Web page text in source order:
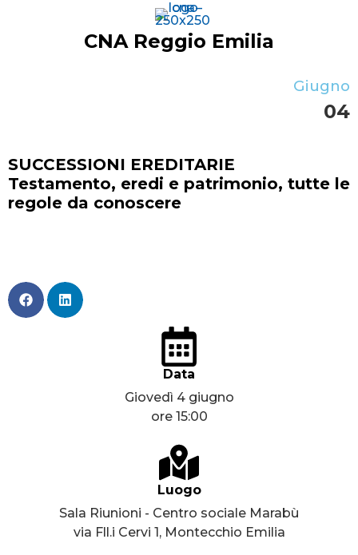
CNA Reggio Emilia
Giugno
04
SUCCESSIONI EREDITARIE
Testamento, eredi e patrimonio, tutte le
regole da conoscere
Data
Giovedì 4 giugno
ore 15:00
Luogo
Sala Riunioni - Centro sociale Marabù
via Fll.i Cervi 1, Montecchio Emilia